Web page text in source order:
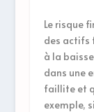
Le risque
des actifs
à la
dans une
faillite et
exemple,